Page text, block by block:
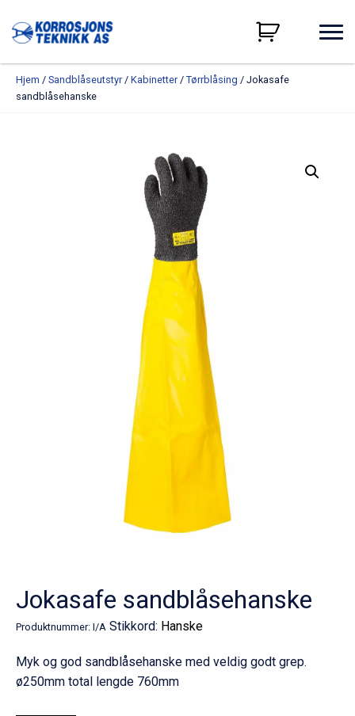
Hjem / Sandblåseutstyr/ Kabinetter/ Tørrblåsing / Jokasafe
sandblåsehanske
Jokasafe sandblåsehanske
Produktnummer: I/A Stikkord: Hanske
Myk og god sandblåsehanske med veldig godt grep.
ø250mm total lengde 760mm